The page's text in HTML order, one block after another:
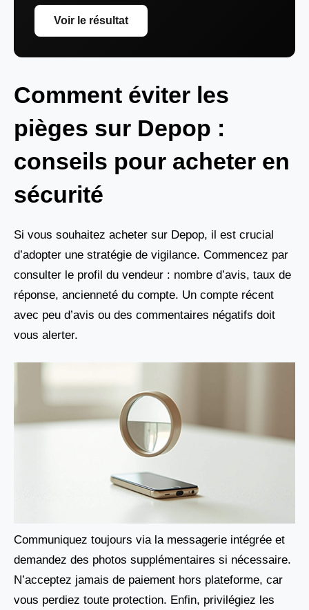
Voir le résultat
Comment éviter les
pièges sur Depop :
conseils pour acheter en
sécurité
Si vous souhaitez acheter sur Depop, il est crucial
d’adopter une stratégie de vigilance. Commencez par
consulter le profil du vendeur : nombre d’avis, taux de
réponse, ancienneté du compte. Un compte récent
avec peu d’avis ou des commentaires négatifs doit
vous alerter.
Communiquez toujours via la messagerie intégrée et
demandez des photos supplémentaires si nécessaire.
N’acceptez jamais de paiement hors plateforme, car
vous perdiez toute protection. Enfin, privilégiez les